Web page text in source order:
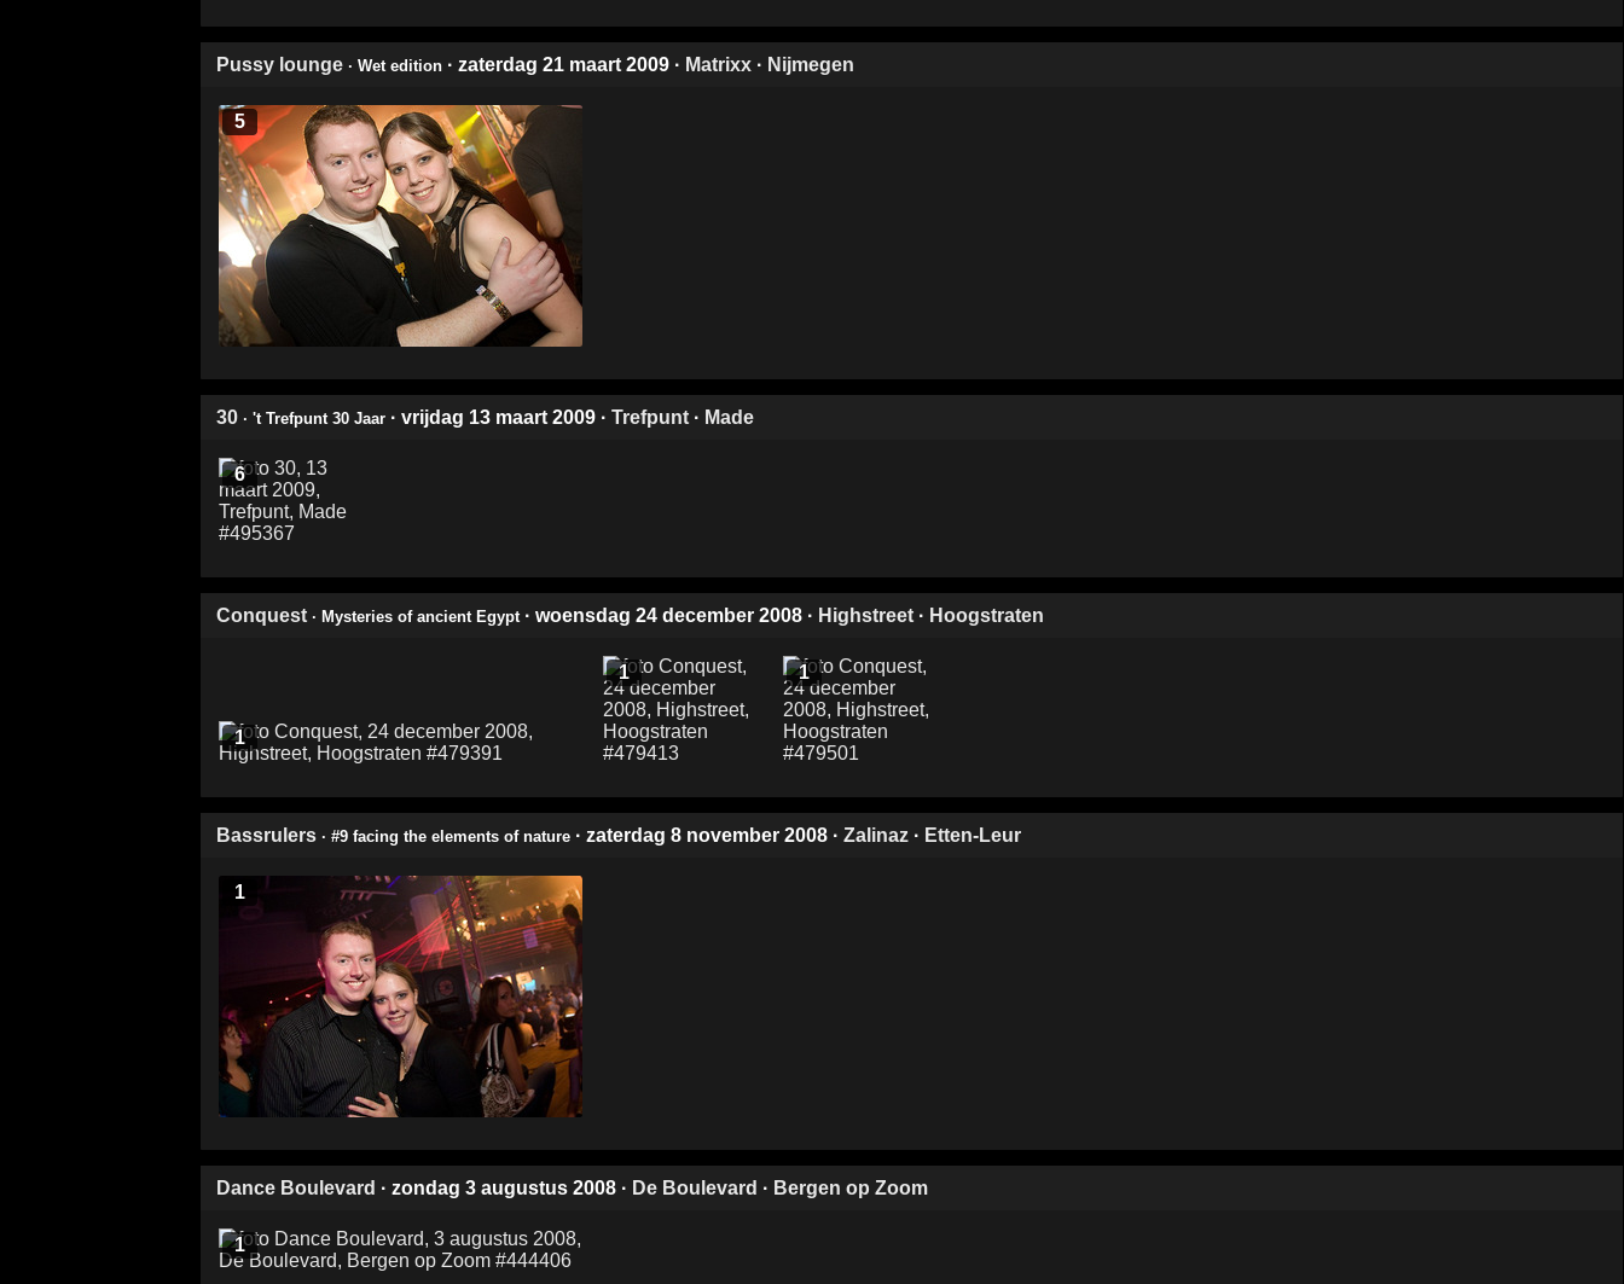
Pussy lounge · Wet edition · zaterdag 21 maart 2009 · Matrixx · Nijmegen
5
30 · 't Trefpunt 30 Jaar · vrijdag 13 maart 2009 · Trefpunt · Made
6
Conquest · Mysteries of ancient Egypt · woensdag 24 december 2008 · Highstreet · Hoogstraten
1
1 1
Bassrulers · #9 facing the elements of nature · zaterdag 8 november 2008 · Zalinaz · Etten-Leur
1
Dance Boulevard · zondag 3 augustus 2008 · De Boulevard · Bergen op Zoom
1